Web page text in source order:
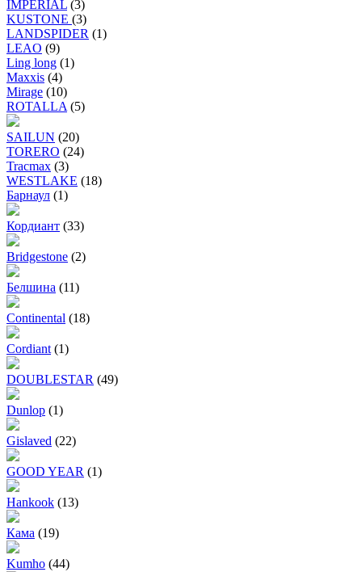
IMPERIAL (3)
KUSTONE (3)
LANDSPIDER (1)
LEAO (9)
Ling long (1)
Maxxis (4)
Mirage (10)
ROTALLA (5)
SAILUN (20)
TORERO (24)
Tracmax (3)
WESTLAKE (18)
Барнаул (1)
Кордиант (33)
Bridgestone (2)
Белшина (11)
Continental (18)
Cordiant (1)
DOUBLESTAR (49)
Dunlop (1)
Gislaved (22)
GOOD YEAR (1)
Hankook (13)
Кама (19)
Kumho (44)